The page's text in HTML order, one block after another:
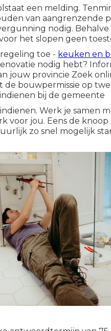
een melding.
van aangrenzende
nodig.
het slopen geen
toe - keuken en
nodig hebt?
jouw provincie Zoek
bouwpermissie op
bij de gemeente
Werk je samen
voor jou. Eens de
zo snel mogelijk